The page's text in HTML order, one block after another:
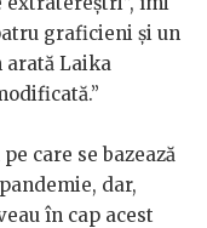
graficieni și un
arată Laika
care se bazează
dar,
în cap acest